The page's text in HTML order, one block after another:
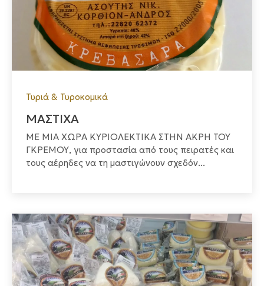
Τυριά & Τυροκομικά
ΜΑΣΤΙΧΑ
ΜΕ ΜΙΑ ΧΩΡΑ ΚΥΡΙΟΛΕΚΤΙΚΑ ΣΤΗΝ ΑΚΡΗ ΤΟΥ
ΓΚΡΕΜΟΥ, για προστασία από τους πειρατές και
τους αέρηδες να τη μαστιγώνουν σχεδόν...